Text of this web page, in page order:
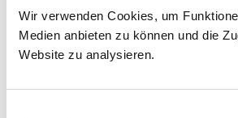
Wir verwenden Cookies, um
Medien anbieten zu können und die
Website zu analysieren.
direkt über unsere
Stiftungsdatenbank
Suche bitte die Groß- und
beachten.